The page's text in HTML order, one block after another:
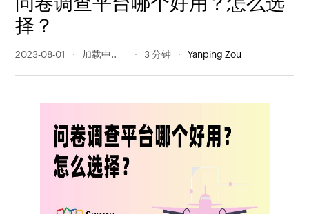
择？
2023-08-01 721 阅读量 3 分钟 Yanping Zou